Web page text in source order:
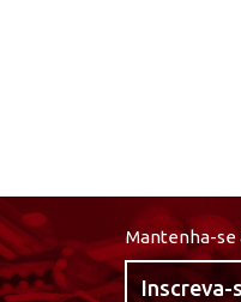
Mantenha-se
Inscreva-